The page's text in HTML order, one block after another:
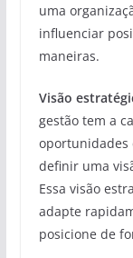
uma
influenciar
maneiras.
Visão
gestão tem a
oportunidades
definir uma
Essa visão
adapte
posicione de